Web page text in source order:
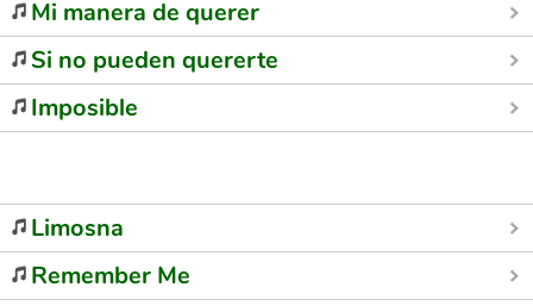
Mi manera de querer
Si no pueden quererte
Imposible
Limosna
Remember Me